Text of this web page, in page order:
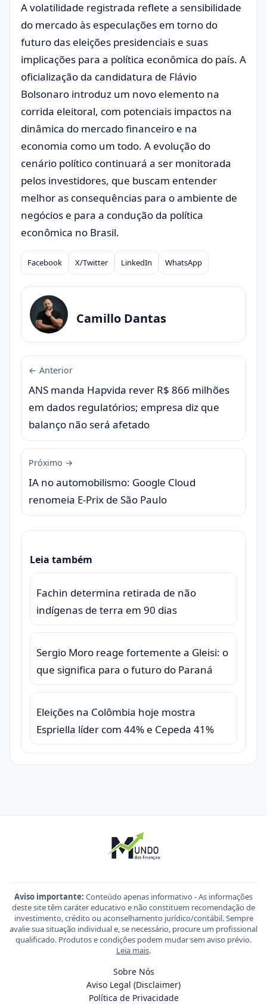
A volatilidade registrada reflete a sensibilidade
do mercado às especulações em torno do
futuro das eleições presidenciais e suas
implicações para a política econômica do país. A
oficialização da candidatura de Flávio
Bolsonaro introduz um novo elemento na
corrida eleitoral, com potenciais impactos na
dinâmica do mercado financeiro e na
economia como um todo. A evolução do
cenário político continuará a ser monitorada
pelos investidores, que buscam entender
melhor as consequências para o ambiente de
negócios e para a condução da política
econômica no Brasil.
Compartilhar
Facebook X/Twitter LinkedIn WhatsApp
Camillo Dantas
← Anterior
ANS manda Hapvida rever R$ 866 milhões
em dados regulatórios; empresa diz que
balanço não será afetado
Próximo →
IA no automobilismo: Google Cloud
renomeia E-Prix de São Paulo
Leia também
Fachin determina retirada de não
indígenas de terra em 90 dias
Sergio Moro reage fortemente a Gleisi: o
que significa para o futuro do Paraná
Eleições na Colômbia hoje mostra
Espriella líder com 44% e Cepeda 41%
Aviso importante: Conteúdo apenas informativo - As informações
deste site têm caráter educativo e não constituem recomendação de
investimento, crédito ou aconselhamento jurídico/contábil. Sempre
avalie sua situação individual e, se necessário, procure um profissional
qualificado. Produtos e condições podem mudar sem aviso prévio.
Leia mais.
Sobre Nós
Aviso Legal (Disclaimer)
Política de Privacidade